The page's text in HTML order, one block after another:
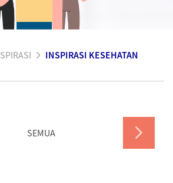
INSPIRASI KESEHATAN
SEMUA